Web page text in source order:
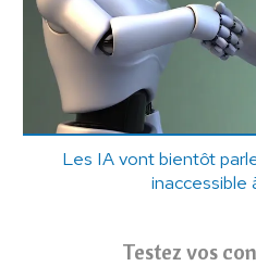
Les IA vont bientôt
inaccessible
Testez vos